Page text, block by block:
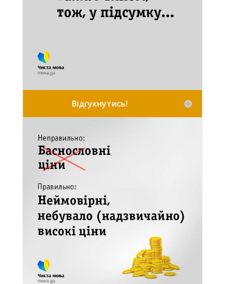
Відгукнутись!